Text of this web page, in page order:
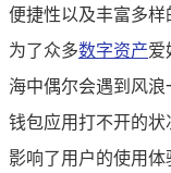
便捷性以及丰富多
为了众多数字资产爱
海中偶尔会遇到风
钱包应用打不开的
影响了用户的使用